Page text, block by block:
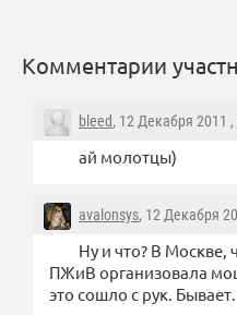
Комментарии
bleed, 12 Декабря 2011 ,
ай молотцы)
avalonsys, 12 Декабря
Ну и что? В Москве,
ПЖиВ организовала
это сошло с рук. Бывает.